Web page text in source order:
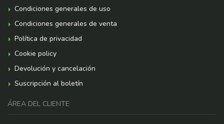
Condiciones generales de uso
Condiciones generales de venta
Política de privacidad
Cookie policy
Devolución y cancelación
Suscripción al boletín
ÁREA DEL CLIENTE